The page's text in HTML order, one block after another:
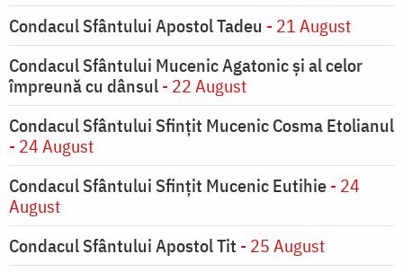
Condacul Sfântului Apostol Tadeu - 21 August
Condacul Sfântului Mucenic Agatonic şi al celor
împreună cu dânsul- 22 August
Condacul Sfântului Sfinţit Mucenic Cosma Etolianul
- 24 August
Condacul Sfântului Sfinţit Mucenic Eutihie- 24
August
Condacul Sfântului Apostol Tit - 25 August